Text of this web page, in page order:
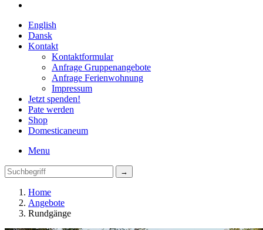
English
Dansk
Kontakt
Kontaktformular
Anfrage Gruppenangebote
Anfrage Ferienwohnung
Impressum
Jetzt spenden!
Pate werden
Shop
Domesticaneum
Menu
Home
Angebote
Rundgänge